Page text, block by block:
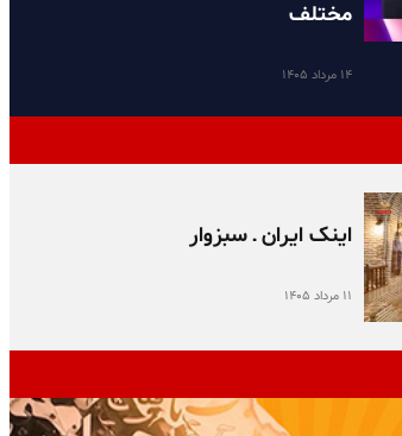
مختلف
۱۴ مرداد ۱۴۰۵
اینک ایران ـ سبزوار
۱۱ مرداد ۱۴۰۵